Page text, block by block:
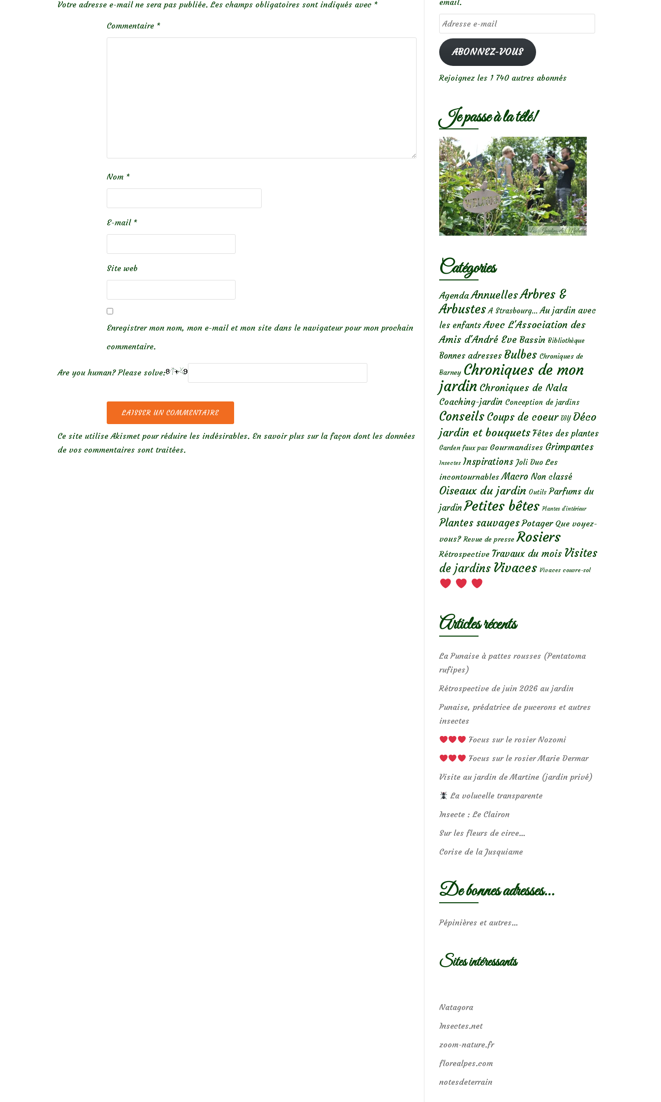
Votre adresse e-mail ne sera pas publiée. Les champs obligatoires sont indiqués avec *
Commentaire *
Nom *
E-mail *
Site web
Enregistrer mon nom, mon e-mail et mon site dans le navigateur pour mon prochain
commentaire.
Are you human? Please solve:
Ce site utilise Akismet pour réduire les indésirables. En savoir plus sur la façon dont les données
de vos commentaires sont traitées.
email.
Adresse
e-
mailABONNEZ-VOUS
Rejoignez les 1 740 autres abonnés
Je passe à la télé!
Catégories
Agenda AnnuellesArbres &
Arbustes A Strasbourg... Au jardin avec
les enfants Avec L'Association des
Amis d'André Eve Bassin Bibliothèque
Bonnes adresses Bulbes Chroniques de
Barney Chroniques de mon
jardin Chroniques de Nala
Coaching-jardin Conception de jardins
Conseils Coups de coeur DIY Déco
jardin et bouquets Fêtes des plantes
Garden faux pas Gourmandises Grimpantes
Insectes Inspirations Joli Duo Les
incontournables Macro Non classé
Oiseaux du jardin Outils Parfums du
jardin Petites bêtes Plantes d’intérieur
Plantes sauvages Potager Que voyez-
vous? Revue de presse Rosiers
Rétrospective Travaux du mois Visites
de jardins Vivaces Vivaces couvre-sol
Articles récents
La Punaise à pattes rousses (Pentatoma
rufipes)
Rétrospective de juin 2026 au jardin
Punaise, prédatrice de pucerons et autres
insectes
Focus sur le rosier Nozomi
Focus sur le rosier Marie Dermar
Visite au jardin de Martine (jardin privé)
La volucelle transparente
Insecte : Le Clairon
Sur les fleurs de circe…
Corise de la Jusquiame
De bonnes adresses…
Pépinières et autres…
Sites intéressants
Natagora
Insectes.net
zoom-nature.fr
florealpes.com
notesdeterrain